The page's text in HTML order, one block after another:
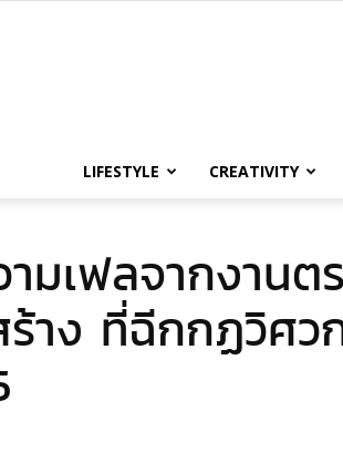
LIFESTYLE CREATIVITY
มเฟลจากงานต
ร้าง ที่ฉีกกฏวิศว